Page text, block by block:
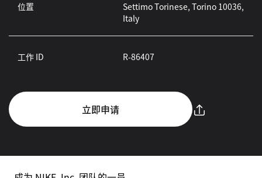
位置
Settimo Torinese, Torino 10036,
Italy
工作 ID R-86407
立即申请